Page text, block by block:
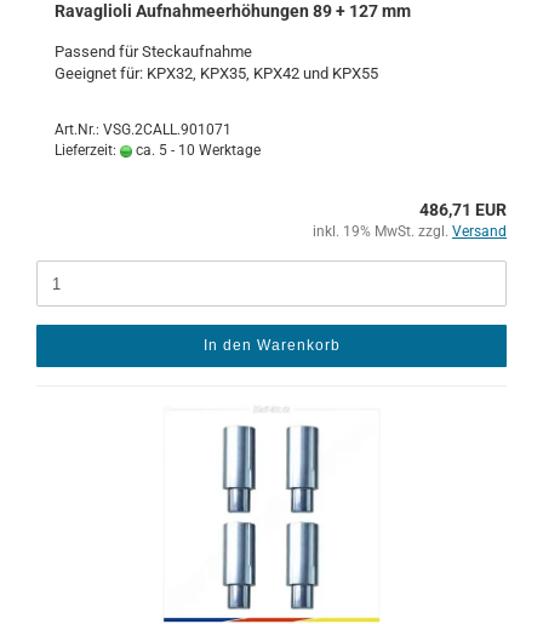
Ra­vaglio­li Auf­nah­me­er­hö­hun­gen 89 + 127 mm
Pas­send für Steck­auf­nah­me
Ge­eig­net für: KPX32, KPX35, KPX42 und KPX55
Art.Nr.: VSG.2CALL.901071
Lieferzeit:
ca. 5 - 10 Werktage
486,71 EUR
inkl. 19% MwSt. zzgl. Versand
In den Warenkorb